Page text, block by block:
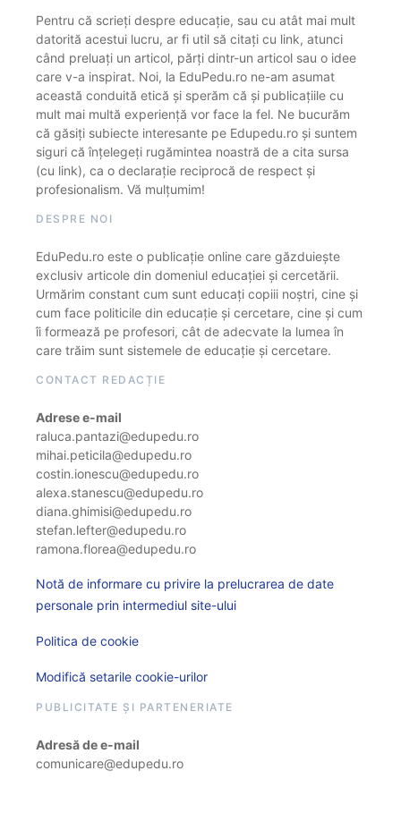
Pentru că scrieți despre educație, sau cu atât mai mult
datorită acestui lucru, ar fi util să citați cu link, atunci
când preluați un articol, părți dintr-un articol sau o idee
care v-a inspirat. Noi, la EduPedu.ro ne-am asumat
această conduită etică și sperăm că și publicațiile cu
mult mai multă experiență vor face la fel. Ne bucurăm
că găsiți subiecte interesante pe Edupedu.ro și suntem
siguri că înțelegeți rugămintea noastră de a cita sursa
(cu link), ca o declarație reciprocă de respect și
profesionalism. Vă mulțumim!
DESPRE NOI
EduPedu.ro este o publicație online care găzduiește
exclusiv articole din domeniul educației și cercetării.
Urmărim constant cum sunt educați copiii noștri, cine și
cum face politicile din educație și cercetare, cine și cum
îi formează pe profesori, cât de adecvate la lumea în
care trăim sunt sistemele de educație și cercetare.
CONTACT REDACȚIE
Adrese e-mail
raluca.pantazi@edupedu.ro
mihai.peticila@edupedu.ro
costin.ionescu@edupedu.ro
alexa.stanescu@edupedu.ro
diana.ghimisi@edupedu.ro
stefan.lefter@edupedu.ro
ramona.florea@edupedu.ro
Notă de informare cu privire la prelucrarea de date
personale prin intermediul site-ului
Politica de cookie
Modifică setarile cookie-urilor
PUBLICITATE ȘI PARTENERIATE
Adresă de e-mail
comunicare@edupedu.ro